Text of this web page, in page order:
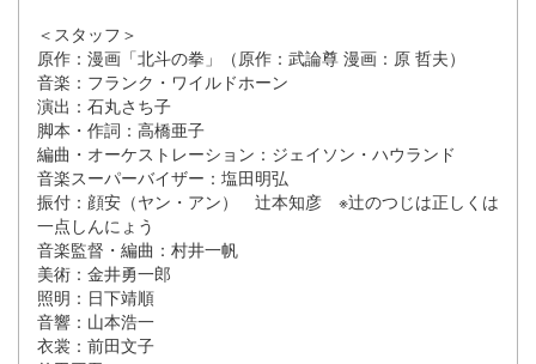
＜スタッフ＞
原作：漫画「北斗の拳」（原作：武論尊 漫画：原 哲夫）
音楽：フランク・ワイルドホーン
演出：石丸さち子
脚本・作詞：高橋亜子
編曲・オーケストレーション：ジェイソン・ハウランド
音楽スーパーバイザー：塩田明弘
振付：顔安（ヤン・アン） 辻本知彦 ※辻のつじは正しくは
一点しんにょう
音楽監督・編曲：村井一帆
美術：金井勇一郎
照明：日下靖順
音響：山本浩一
衣裳：前田文子